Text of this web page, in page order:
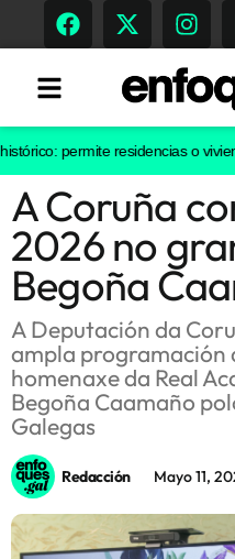
Tendencias
Memoria Histórica
Gastronomía
Escenarios
Sostenibilidad
Innova
permite residencias o vivienda
A Coruña
2026 no
Begoña
A Deputación da
ampla programación
homenaxe da Real
Begoña Caamaño
Galegas
Redacción Mayo 11,